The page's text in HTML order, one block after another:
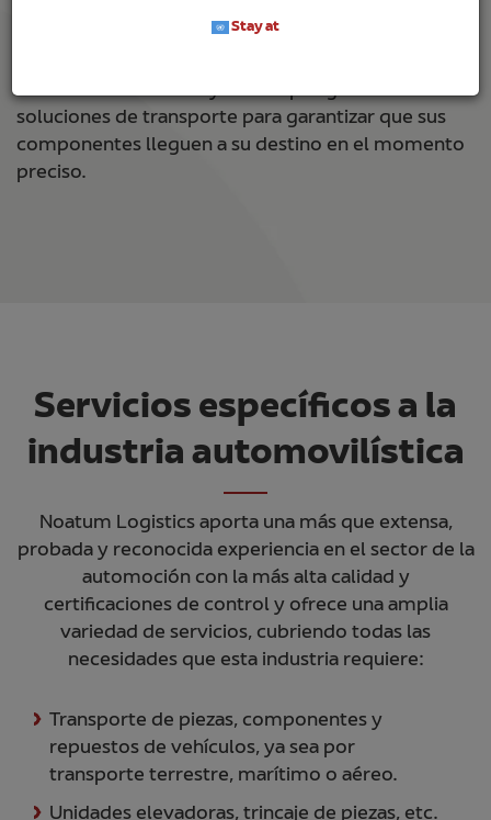
para proveedores, fabricantes, importadores o
Servicios de almacén y una amplia gama de
soluciones de transporte para garantizar que sus
componentes lleguen a su destino en el momento
preciso.
Servicios específicos a la
industria automovilística
Noatum Logistics aporta una más que extensa,
probada y reconocida experiencia en el sector de la
automoción con la más alta calidad y
certificaciones de control y ofrece una amplia
variedad de servicios, cubriendo todas las
necesidades que esta industria requiere:
Transporte de piezas, componentes y
repuestos de vehículos, ya sea por
transporte terrestre, marítimo o aéreo.
Stay at